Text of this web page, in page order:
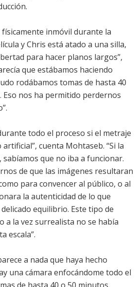
físicamente inmóvil durante la
y Chris está atado a una silla,
para hacer planos largos”,
que estábamos haciendo
rodábamos tomas de hasta 40
Eso nos ha permitido perdernos
todo el proceso si el metraje
cuenta Mohtaseb. “Si la
sabíamos que no iba a funcionar.
de que las imágenes resultaran
para convencer al público, o al
la autenticidad de lo que
equilibrio. Este tipo de
a la vez surrealista no se había
escala”.
a nada que haya hecho
una cámara enfocándome todo el